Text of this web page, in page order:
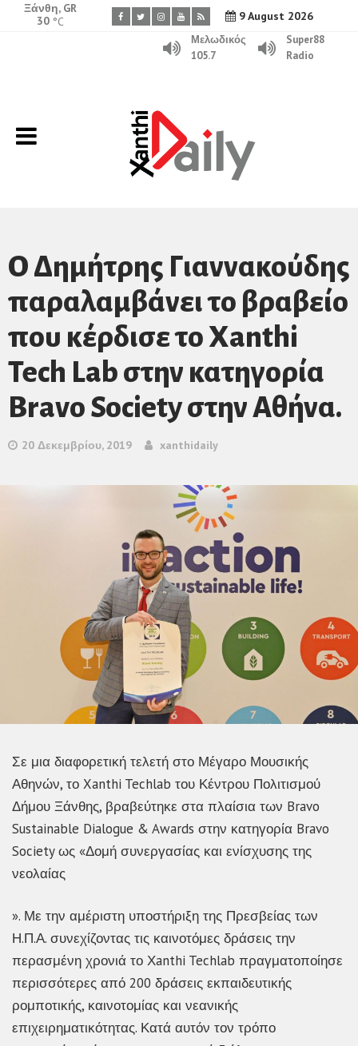
9 August 2026
Ξάνθη, GR
30 °C
Μελωδικός
105.7
Super88
Radio
O Δημήτρης Γιαννακούδης
παραλαμβάνει το βραβείο
που κέρδισε το Xanthi
Tech Lab στην κατηγορία
Bravo Society στην Αθήνα.
20 Δεκεμβρίου, 2019 xanthidaily
Σε μια διαφορετική τελετή στο Μέγαρο Μουσικής
Αθηνών, το Xanthi Techlab του Κέντρου Πολιτισμού
Δήμου Ξάνθης, βραβεύτηκε στα πλαίσια των Bravo
Sustainable Dialogue & Awards στην κατηγορία Bravo
Society ως «Δομή συνεργασίας και ενίσχυσης της
νεολαίας
». Με την αμέριστη υποστήριξη της Πρεσβείας των
Η.Π.Α. συνεχίζοντας τις καινοτόμες δράσεις την
περασμένη χρονιά το Χanthi Techlab πραγματοποίησε
περισσότερες από 200 δράσεις εκπαιδευτικής
ρομποτικής, καινοτομίας και νεανικής
επιχειρηματικότητας. Κατά αυτόν τον τρόπο